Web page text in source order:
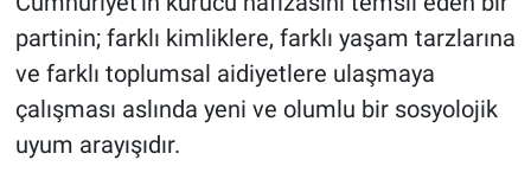
partinin; farklı kimliklere, farklı yaşam tarzlarına
ve farklı toplumsal aidiyetlere ulaşmaya
çalışması aslında yeni ve olumlu bir sosyolojik
uyum arayışıdır.